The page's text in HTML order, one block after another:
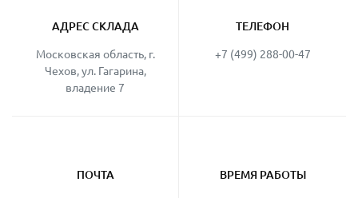
АДРЕС СКЛАДА
Московская область, г.
Чехов, ул. Гагарина,
владение 7
ТЕЛЕФОН
+7 (499) 288-00-47
ПОЧТА ВРЕМЯ РАБОТЫ